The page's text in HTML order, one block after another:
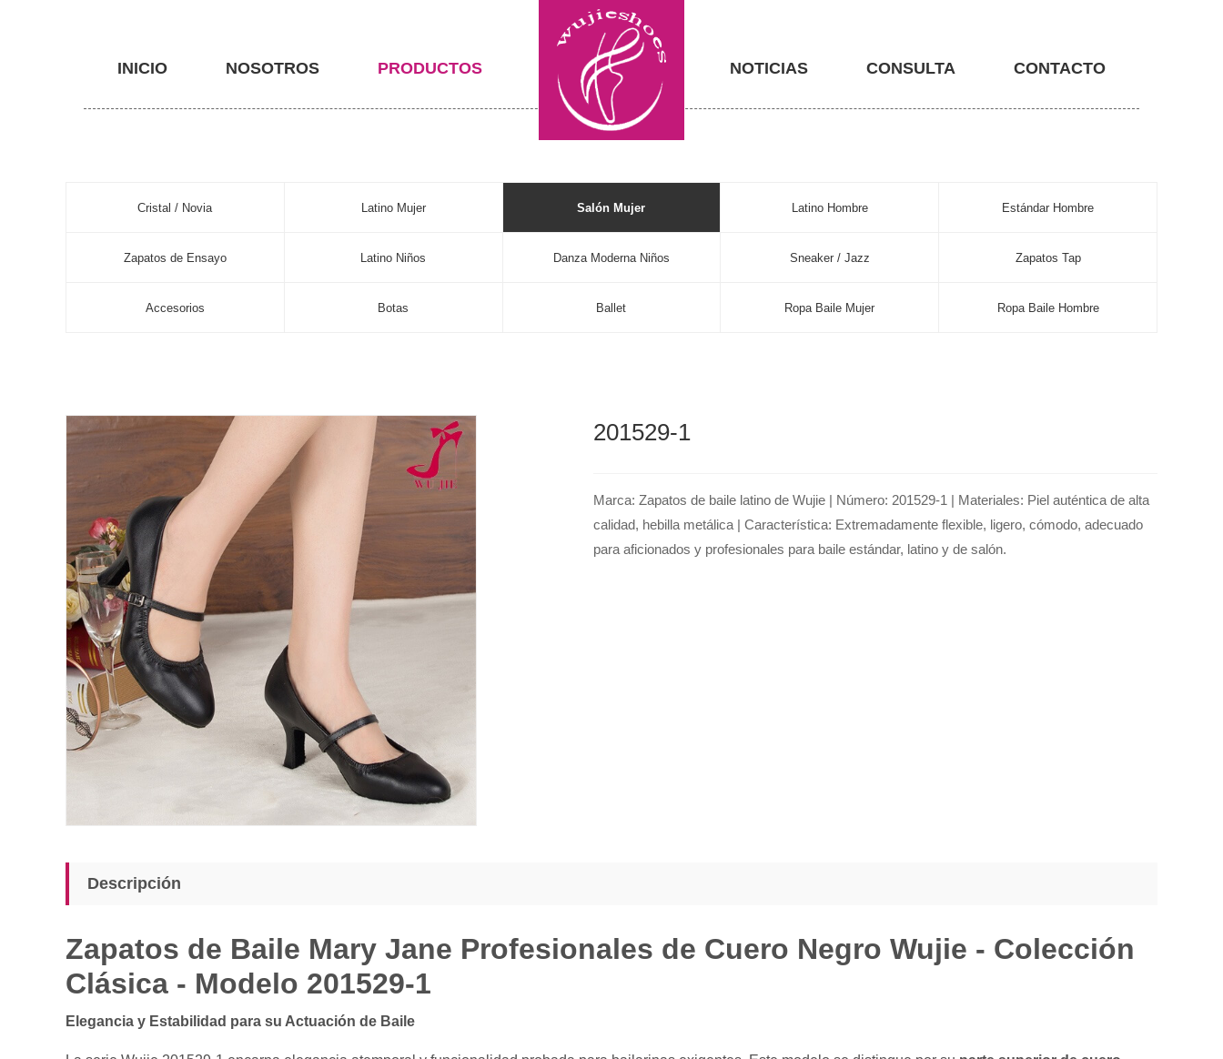
INICIO NOSOTROS PRODUCTOS NOTICIAS CONSULTA CONTACTO
Cristal / Novia Latino Mujer Salón Mujer Latino Hombre Estándar Hombre
Zapatos de Ensayo Latino Niños Danza Moderna Niños Sneaker / Jazz Zapatos Tap
Accesorios Botas Ballet Ropa Baile Mujer Ropa Baile Hombre
201529-1
Marca: Zapatos de baile latino de Wujie | Número: 201529-1 | Materiales: Piel auténtica de alta
calidad, hebilla metálica | Característica: Extremadamente flexible, ligero, cómodo, adecuado
para aficionados y profesionales para baile estándar, latino y de salón.
Descripción
Zapatos de Baile Mary Jane Profesionales de Cuero Negro Wujie - Colección
Clásica - Modelo 201529-1
Elegancia y Estabilidad para su Actuación de Baile